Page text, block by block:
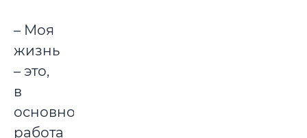
– Моя
жизнь
– это,
в
основном,
работа